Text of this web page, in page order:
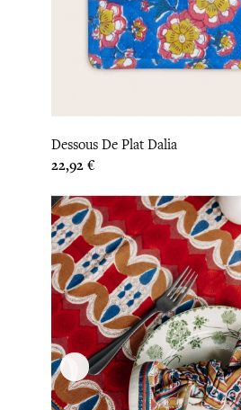
Dessous De Plat Dalia
Prix
22,92 €